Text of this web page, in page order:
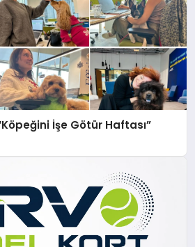
İşe Götür Haftası”